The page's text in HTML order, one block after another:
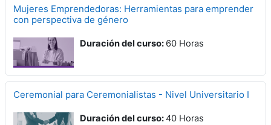
Mujeres Emprendedoras: Herramientas para emprender
con perspectiva de género
Duración del curso: 60 Horas
Ceremonial para Ceremonialistas - Nivel Universitario I
Duración del curso:40 Horas